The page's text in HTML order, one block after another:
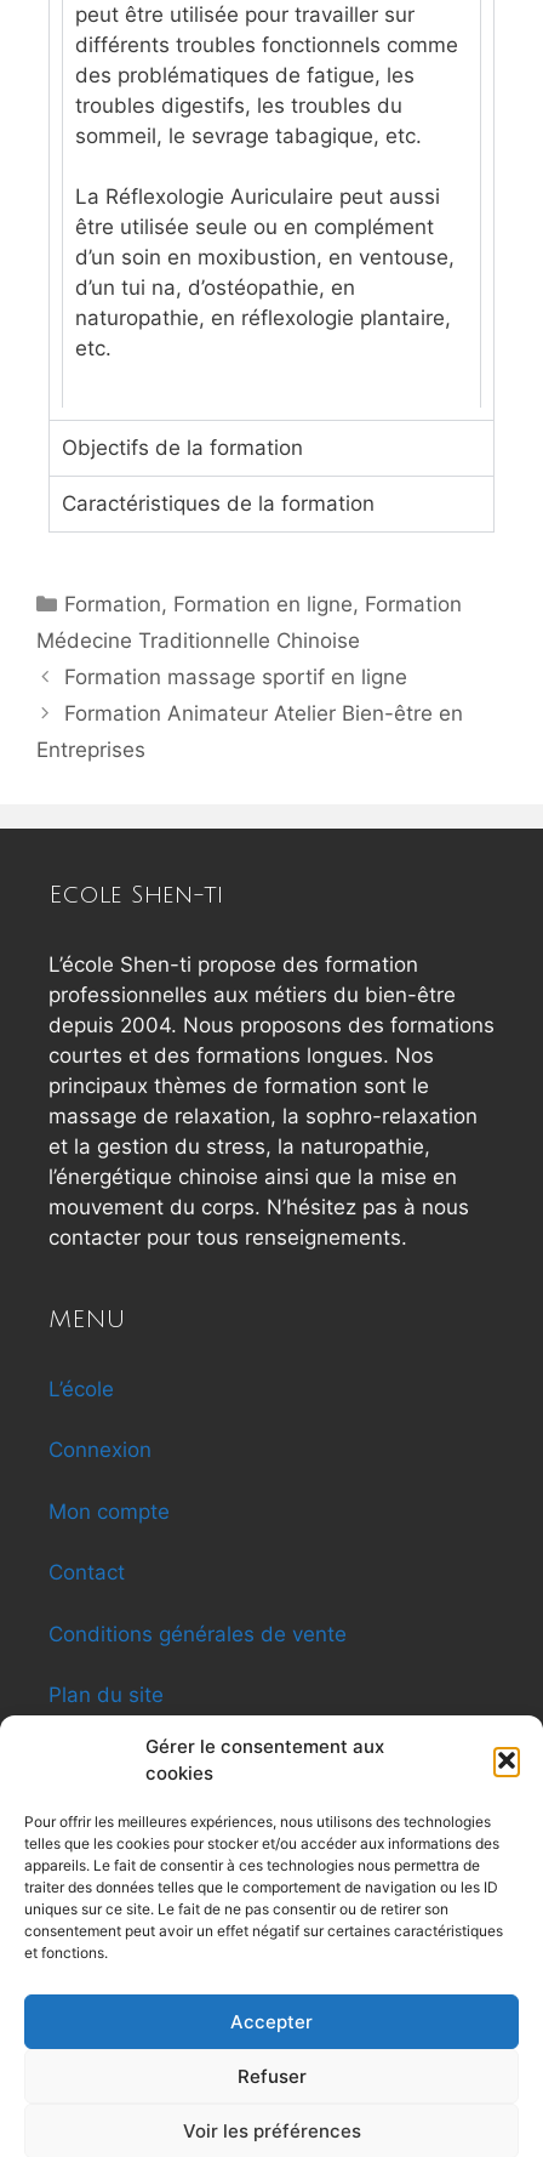
Gérer le consentement aux
cookies
Pour offrir les meilleures expériences, nous utilisons des technologies
telles que les cookies pour stocker et/ou accéder aux informations des
appareils. Le fait de consentir à ces technologies nous permettra de
traiter des données telles que le comportement de navigation ou les ID
uniques sur ce site. Le fait de ne pas consentir ou de retirer son
consentement peut avoir un effet négatif sur certaines caractéristiques
et fonctions.
Accepter
Refuser
Voir les préférences
peut être utilisée pour travailler sur
différents troubles fonctionnels comme
des problématiques de fatigue, les
troubles digestifs, les troubles du
sommeil, le sevrage tabagique, etc.
La Réflexologie Auriculaire peut aussi
être utilisée seule ou en complément
d’un soin en moxibustion, en ventouse,
d’un tui na, d’ostéopathie, en
naturopathie, en réflexologie plantaire,
etc.
Objectifs de la formation
Caractéristiques de la formation
Formation, Formation en ligne, Formation
Médecine Traditionnelle Chinoise
Formation massage sportif en ligne
Formation Animateur Atelier Bien-être en
Entreprises
Ecole Shen-ti
L’école Shen-ti propose des formation
professionnelles aux métiers du bien-être
depuis 2004. Nous proposons des formations
courtes et des formations longues. Nos
principaux thèmes de formation sont le
massage de relaxation, la sophro-relaxation
et la gestion du stress, la naturopathie,
l’énergétique chinoise ainsi que la mise en
mouvement du corps. N’hésitez pas à nous
contacter pour tous renseignements.
MENU
L’école
Connexion
Mon compte
Contact
Conditions générales de vente
Plan du site
INFORMATIONS
Shen-ti Caldas Formation
8, rue du Général Giraud – Apt12 – 31200
Toulouse
Siret : 479 494 031
contactshenti@yahoo.fr
|Protection des données personnelles